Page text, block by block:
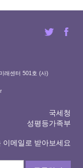
래센터 501호 (사)
국세청
성평등가족부
이메일로 받아보세요